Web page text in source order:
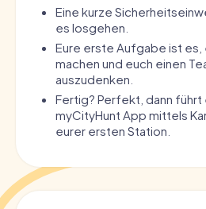
Eine kurze
es losgehen.
Eure erste Aufgabe ist es,
machen und euch einen
auszudenken.
Fertig? Perfekt, dann führt
myCityHunt App mittels
eurer ersten Station.